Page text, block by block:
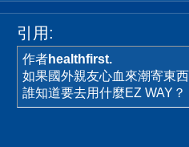
引用:
作者healthfirst.
如果國外親友心血來潮寄東
誰知道要去用什麼EZ WAY？